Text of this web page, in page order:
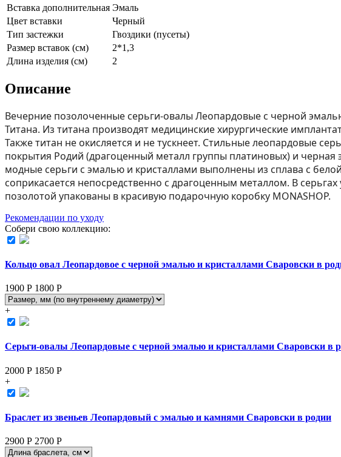
Вставка дополнительная Эмаль
Цвет вставки
Черный
Тип застежки
Гвоздики (пусеты)
Размер вставок (см)
2*1,3
Длина изделия (см)
2
Описание
Вечерние позолоченные серьги-овалы Леопардовые с черной
Титана. Из титана производят медицинские хирургические
Также титан не окисляется и не тускнеет. Стильные леопардовые
покрытия Родий (драгоценный металл группы платиновых) и
модные серьги с эмалью и кристаллами выполнены из сплава с
соприкасается непосредственно с драгоценным металлом. В
позолотой упакованы в красивую подарочную коробку MONASHOP.
Рекомендации по уходу
Собери свою коллекцию:
Кольцо овал Леопардовое с черной эмалью и кристаллами Сваровски в
1900 Р 1800 Р
+
Серьги-овалы Леопардовые с черной эмалью и кристаллами Сваровски в
2000 Р 1850 Р
+
Браслет из звеньев Леопардовый с эмалью и камнями Сваровски в родии
2900 Р 2700 Р